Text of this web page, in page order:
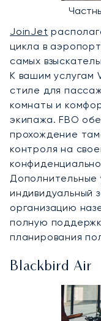
JoinJet
цикла в
самых
К вашим услугам
стиле для
комнаты и
экипажа. FBO
прохождение
контроля на
Дополнительные
индивидуальный
организацию
полную
планирования
Blackbird Air